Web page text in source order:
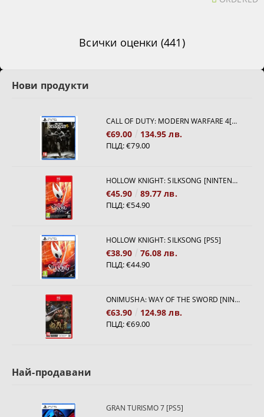
Всички оценки (441)
Нови продукти
CALL OF DUTY: MODERN WARFARE 4[PS5]
€69.00 134.95 лв.
ПЦД:€79.00
HOLLOW KNIGHT: SILKSONG [NINTENDO SWITCH 2]
€45.90 89.77 лв.
ПЦД:€54.90
HOLLOW KNIGHT: SILKSONG [PS5]
€38.90 76.08 лв.
ПЦД:€44.90
ONIMUSHA: WAY OF THE SWORD [NINTENDO SWITCH 2]
€63.90 124.98 лв.
ПЦД:€69.00
Най-продавани
GRAN TURISMO 7 [PS5]